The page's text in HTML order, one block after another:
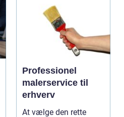
Professionel
malerservice til
erhverv
At vælge den rette